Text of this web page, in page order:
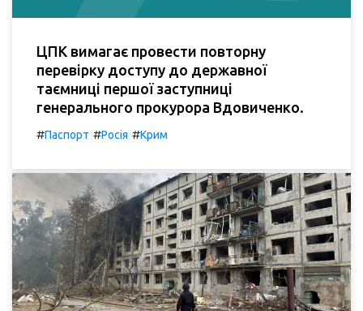
ЦПК вимагає провести повторну
перевірку доступу до державної
таємниці першої заступниці
генерального прокурора Вдовиченко.
#Паспорт #Росія #Крим